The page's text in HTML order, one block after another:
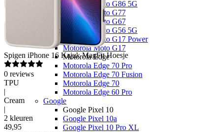
Motorola Moto G86 5G
Motorola Moto G77
Motorola Moto G67
Motorola Moto G56 5G
Motorola Moto G17 Power
Motorola Moto G17
Motorola Edge
Motorola Edge 70 Pro
Motorola Edge 70 Fusion
Motorola Edge 70
Motorola Edge 60 Pro
Google
Google Pixel 10
Google Pixel 10a
Google Pixel 10 Pro XL
Spigen iPhone 16 Kajuk MagFit Hoesje
0 reviews
TPU
|
Cream
|
2 kleuren
49,95